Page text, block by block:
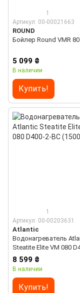
1
Артикул: 00-00021663
ROUND
Бойлер Round VMR
5 099 ₴
В наличии
Купить!
1
Артикул: 00-00203631
Atlantic
Водонагреватель
Steatite Elite VM 080
(1500W)
8 599 ₴
В наличии
Купить!